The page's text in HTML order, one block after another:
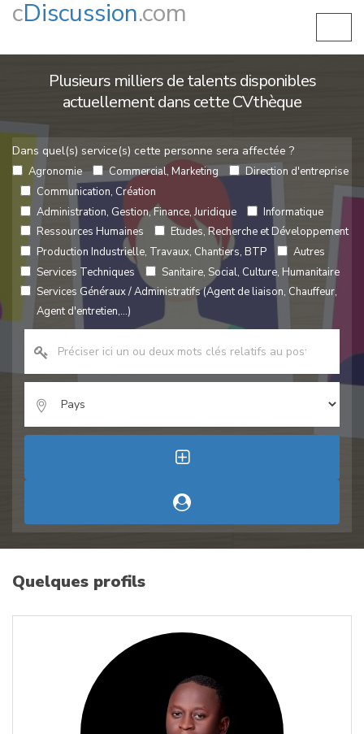
cDiscussion.com
Plusieurs milliers de talents disponibles
actuellement dans cette CVthèque
Dans quel(s) service(s) cette personne sera affectée ?
Agronomie Commercial, Marketing
Direction d'entreprise
Communication, Création
Administration, Gestion, Finance, Juridique
Informatique
Ressources Humaines
Etudes, Recherche et Développement
Production Industrielle, Travaux, Chantiers, BTP
Autres
Services Techniques
Sanitaire, Social, Culture, Humanitaire
Services Généraux / Administratifs (Agent de liaison, Chauffeur,
Agent d'entretien,...)
Quelques profils